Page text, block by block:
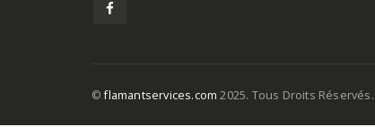
©flamantservices.com 2025. Tous Droits Réservés.